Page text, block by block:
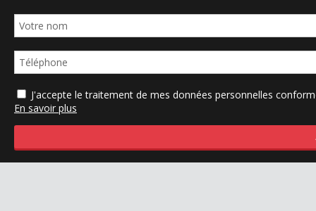
J'accepte le traitement de mes données personnelles
En savoir plus